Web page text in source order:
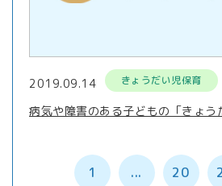
2019.09.14 きょうだい児保育
病気や障害のある子どもの「きょう
1 ... 20